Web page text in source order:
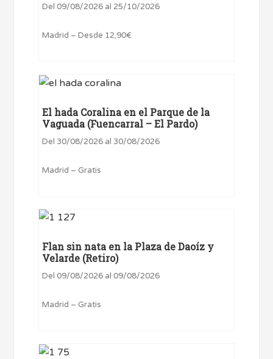
Del 09/08/2026 al 25/10/2026
Madrid – Desde 12,90€
El hada Coralina en el Parque de la
Vaguada (Fuencarral – El Pardo)
Del 30/08/2026 al 30/08/2026
Madrid – Gratis
Flan sin nata en la Plaza de Daoíz y
Velarde (Retiro)
Del 09/08/2026 al 09/08/2026
Madrid – Gratis